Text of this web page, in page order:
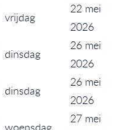
vrijdag
22 mei
2026
dinsdag
26 mei
2026
dinsdag
26 mei
2026
woensdag
27 mei